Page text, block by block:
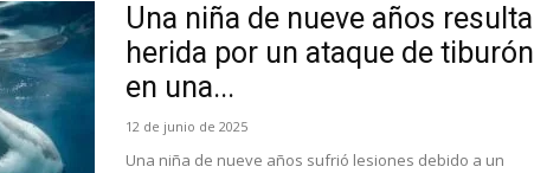
Una niña de nueve años resulta
herida por un ataque de tiburón
en una...
12 de junio de 2025
Una niña de nueve años sufrió lesiones debido a un